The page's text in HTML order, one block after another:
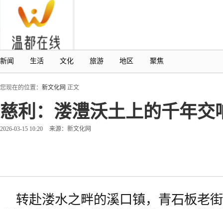
新闻 生活 文化 旅游 地区 聚焦
您现在的位置： 新文化网 正文
慈利：溇澧沃土上的千年
2026-03-15 10:20 来源：新文化网
转赴溇水之畔的溪口镇，青石板老